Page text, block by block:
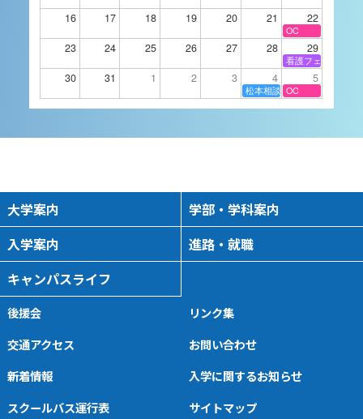
2026/09/05 10:00 16:00
2026OPENCAMPUS(9/
5)
オープンキャンパス
2026/09/14 16:00 -18:00
9月14日（月）進学相談
9月15日（火）進学相談
進学相談会
会 山梨県富士吉田市
16 17 18 19 20 21 22
OC
23 24 25 26 27 28 29
看護フェスタ
30 31 1 2 3 4 5
松本相談会OC
大学案内
学部・学科案内
入学案内
進路・就職
キャンパスライフ
後援会
リンク集
交通アクセス
お問い合わせ
新着情報
入学に関するお知らせ
スクールバス運行表
サイトマップ